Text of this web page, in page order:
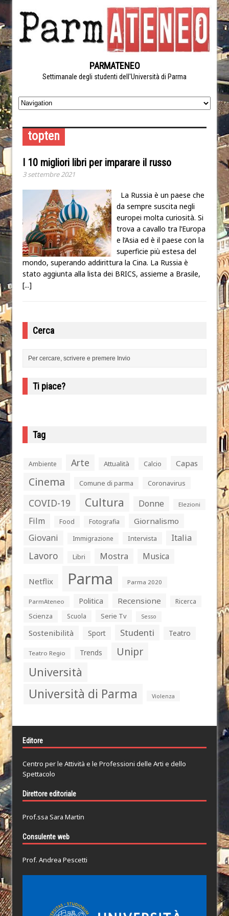
PARMATENEO
Settimanale degli studenti dell'Università di Parma
topten
I 10 migliori libri per imparare il russo
3 settembre 2021
La Russia è un paese che
da sempre suscita negli
europei molta curiosità. Si
trova a cavallo tra l’Europa
e l’Asia ed è il paese con la
superficie più estesa del
mondo, superando addirittura la Cina. La Russia è
stato aggiunta alla lista dei BRICS, assieme a Brasile,
[...]
Cerca
Ti piace?
Tag
Ambiente Arte Attualità Calcio Capas
Cinema Comune di parma Coronavirus
COVID-19 Cultura Donne Elezioni
Film Food Fotografia Giornalismo
Giovani Immigrazione Intervista Italia
Lavoro Libri Mostra Musica
Netflix Parma Parma 2020
ParmAteneo Politica Recensione
Ricerca
Scienza
Scuola Serie Tv Sesso
Sostenibilità Sport Studenti Teatro
Teatro Regio Trends Unipr
Università
Università di Parma Violenza
Editore
Centro per le Attività e le Professioni delle Arti e dello
Spettacolo
Direttore editoriale
Prof.ssa Sara Martin
Consulente web
Prof. Andrea Pescetti